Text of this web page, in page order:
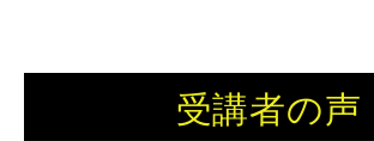
受講者の声